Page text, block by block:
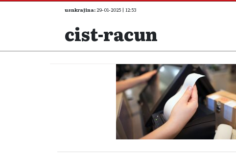
usnkrajina: 29-01-2025 | 12:53
cist-racun